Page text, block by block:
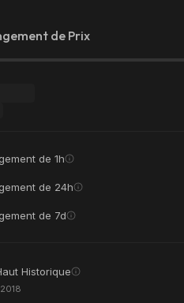
de Prix
de 1h
de 24h
de 7d
Historique